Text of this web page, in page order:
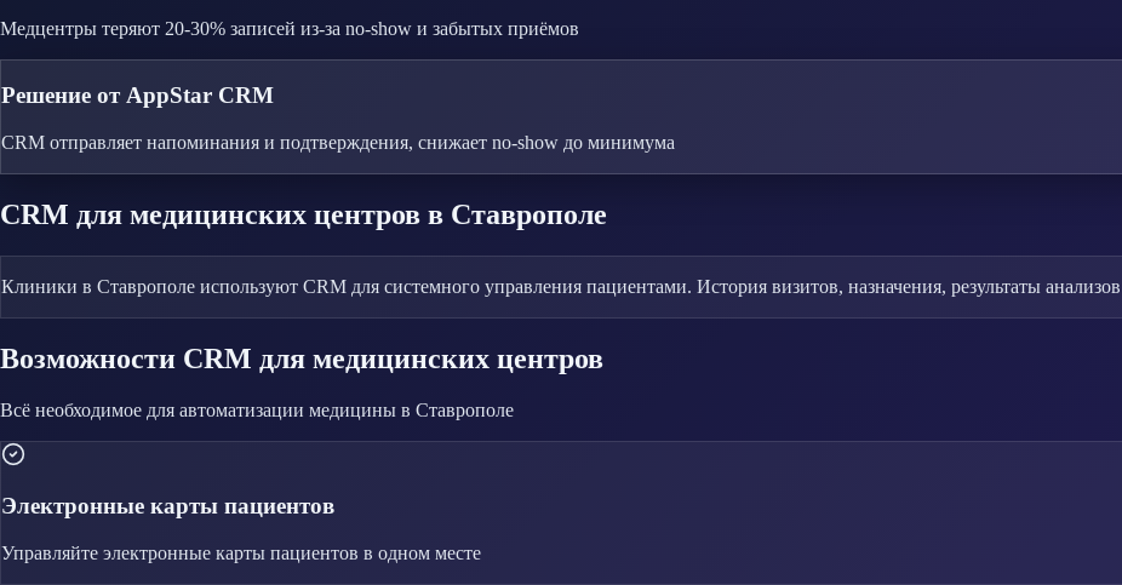
Медцентры теряют 20-30% записей из-за no-show и забытых приёмов
Решение от AppStar CRM
CRM отправляет напоминания и подтверждения, снижает no-show до минимума
CRM для медицинских центров в Ставрополе
Клиники в Ставрополе используют CRM для системного управления пациентами. История визитов, назначения, результаты
Возможности CRM для медицинских центров
Всё необходимое для автоматизации медицины в Ставрополе
Электронные карты пациентов
Управляйте электронные карты пациентов в одном месте